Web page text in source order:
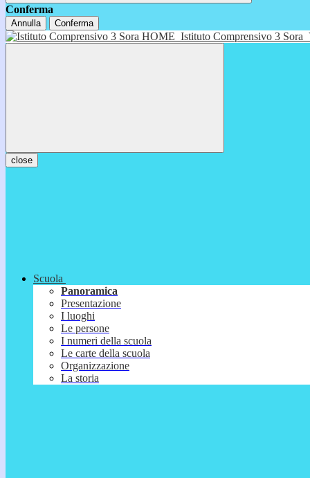
Conferma
Annulla Conferma
HOME Istituto Comprensivo 3 Sora
close
Scuola
Panoramica
Presentazione
I luoghi
Le persone
I numeri della scuola
Le carte della scuola
Organizzazione
La storia